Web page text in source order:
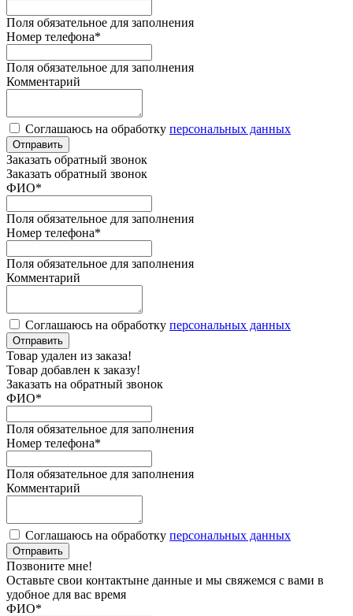
Поля обязательное для заполнения
Номер телефона*
Поля обязательное для заполнения
Комментарий
Соглашаюсь на обработку персональных данных
Отправить
Заказать обратный звонок
Заказать обратный звонок
ФИО*
Поля обязательное для заполнения
Номер телефона*
Поля обязательное для заполнения
Комментарий
Соглашаюсь на обработку персональных данных
Отправить
Товар удален из заказа!
Товар добавлен к заказу!
Заказать на обратный звонок
ФИО*
Поля обязательное для заполнения
Номер телефона*
Поля обязательное для заполнения
Комментарий
Соглашаюсь на обработку персональных данных
Отправить
Позвоните мне!
Оставьте свои контактыне данные и мы свяжемся с вами в
удобное для вас время
ФИО*